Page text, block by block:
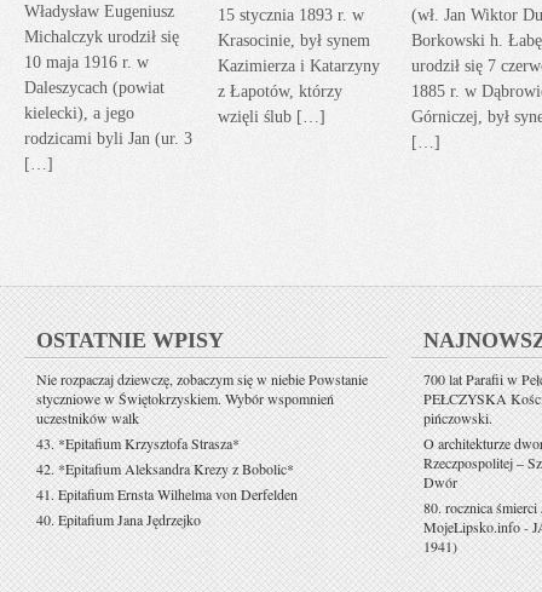
Władysław Eugeniusz
Michalczyk urodził się
10 maja 1916 r. w
Daleszycach (powiat
kielecki), a jego
rodzicami byli Jan (ur. 3
[…]
15 stycznia 1893 r. w
Krasocinie, był synem
Kazimierza i Katarzyny
z Łapotów, którzy
wzięli ślub […]
(wł. Jan Wiktor
Borkowski h.
urodził się 7
1885 r. w
Górniczej, był
[…]
OSTATNIE WPISY
Nie rozpaczaj dziewczę, zobaczym się w niebie Powstanie
styczniowe w Świętokrzyskiem. Wybór wspomnień
uczestników walk
43. *Epitafium Krzysztofa Strasza*
42. *Epitafium Aleksandra Krezy z Bobolic*
41. Epitafium Ernsta Wilhelma von Derfelden
40. Epitafium Jana Jędrzejko
700 lat Parafii w
PEŁCZYSKA
pińczowski.
O architekturze
Rzeczpospolitej –
Dwór
80. rocznica
MojeLipsko.info-
1941)